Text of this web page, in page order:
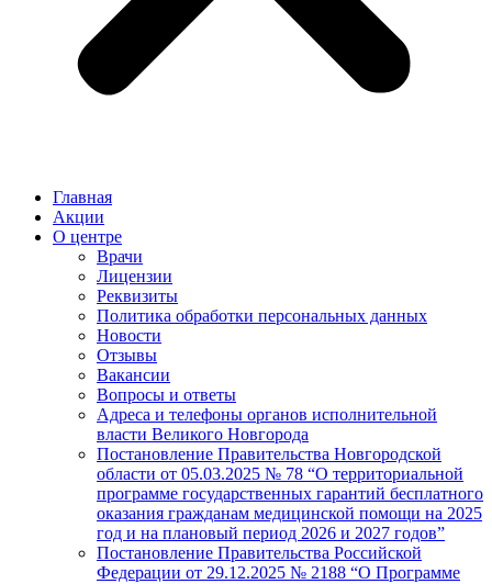
Главная
Акции
О центре
Врачи
Лицензии
Реквизиты
Политика обработки персональных данных
Новости
Отзывы
Вакансии
Вопросы и ответы
Адреса и телефоны органов исполнительной
власти Великого Новгорода
Постановление Правительства Новгородской
области от 05.03.2025 № 78 “О территориальной
программе государственных гарантий бесплатного
оказания гражданам медицинской помощи на 2025
год и на плановый период 2026 и 2027 годов”
Постановление Правительства Российской
Федерации от 29.12.2025 № 2188 “О Программе